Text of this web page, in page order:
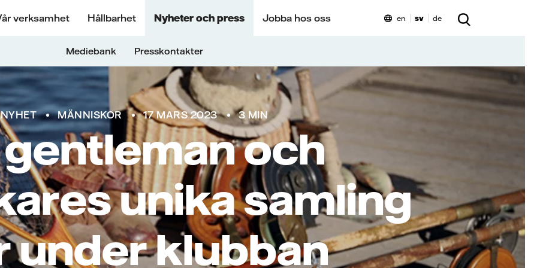
verksamhet Hållbarhet Nyheter och press Jobba hos oss
Mediebank Presskontakter
en sv de
NYHET MÄNNISKOR 17 MARS 2023 3 MIN
gentleman och
unika samling
under klubban